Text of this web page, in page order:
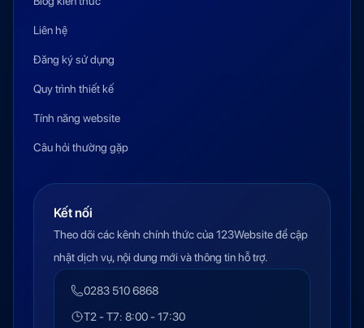
Liên hệ
Đăng ký sử dụng
Quy trình thiết kế
Tính năng website
Câu hỏi thường gặp
Kết nối
Theo dõi các kênh chính thức của 123Website để cập
nhật dịch vụ, nội dung mới và thông tin hỗ trợ.
0283 510 6868
T2 - T7: 8:00 - 17:30